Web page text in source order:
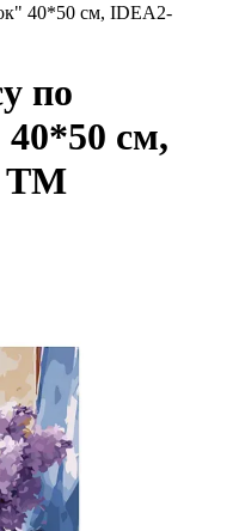
40*50 см, IDEA2-
по
см,
ТМ